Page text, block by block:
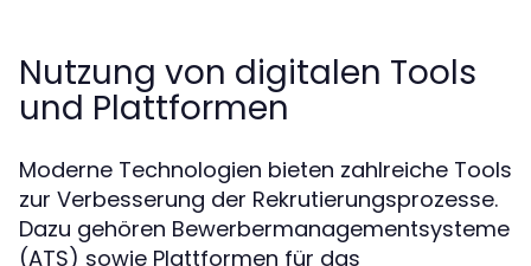
Nutzung von digitalen Tools
und Plattformen
Moderne Technologien bieten zahlreiche Tools
zur Verbesserung der Rekrutierungsprozesse.
Dazu gehören Bewerbermanagementsysteme
(ATS) sowie Plattformen für das